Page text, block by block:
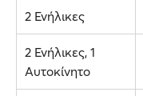
2 Ενήλικες
2 Ενήλικες, 1
Αυτοκίνητο